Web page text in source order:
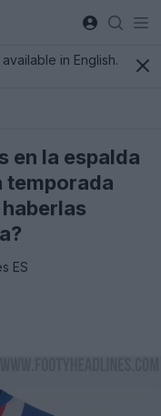
in English.
en la espalda
temporada
ES